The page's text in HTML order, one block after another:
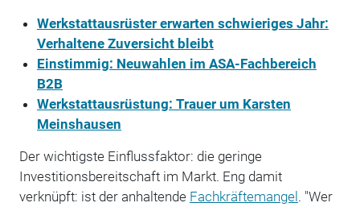
Werkstattausrüster erwarten schwieriges Jahr:
Verhaltene Zuversicht bleibt
Einstimmig: Neuwahlen im ASA-Fachbereich
B2B
Werkstattausrüstung: Trauer um Karsten
Meinshausen
Der wichtigste Einflussfaktor: die geringe
Investitionsbereitschaft im Markt. Eng damit
verknüpft: ist der anhaltende Fachkräftemangel. "Wer